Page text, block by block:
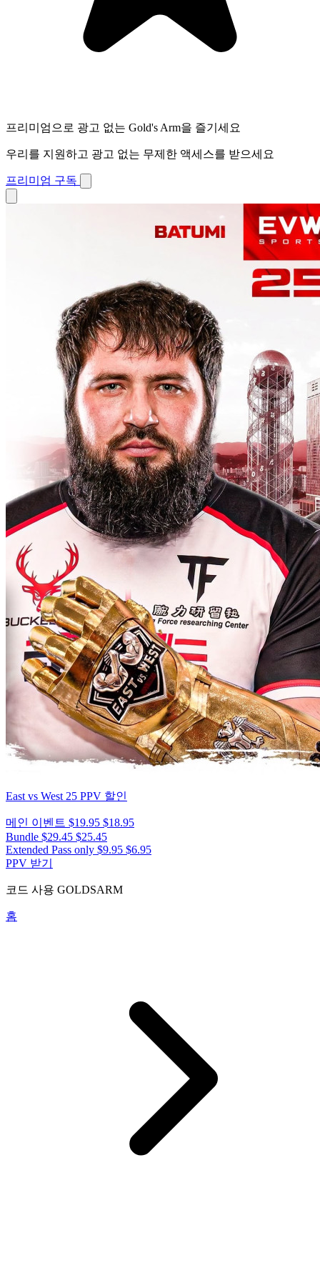
프리미엄으로 광고 없는 Gold's Arm을 즐기세요
우리를 지원하고 광고 없는 무제한 액세스를 받으세요
프리미엄 구독
East vs West 25 PPV 할인
메인 이벤트 $19.95 $18.95
Bundle $29.45 $25.45
Extended Pass only $9.95 $6.95
PPV 받기
코드 사용 GOLDSARM
홈